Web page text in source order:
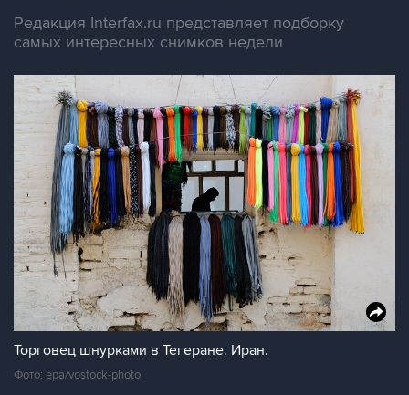
Редакция Interfax.ru представляет подборку
самых интересных снимков недели
Торговец шнурками в Тегеране. Иран.
Фото: epa/vostock-photo